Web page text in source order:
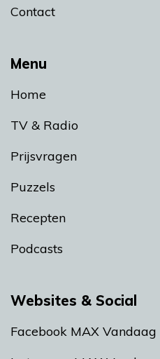
Menu
Home
TV & Radio
Prijsvragen
Puzzels
Recepten
Podcasts
Contact
Websites & Social
Facebook MAX Vandaag